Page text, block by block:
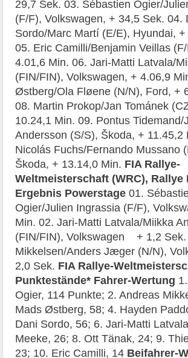
29,7 Sek. 03. Sébastien Ogier/
(F/F), Volkswagen, + 34,5 Sek. 04.
Sordo/Marc Martí (E/E), Hyundai,
05. Eric Camilli/Benjamin Veillas
4.01,6 Min. 06. Jari-Matti Latvala/
(FIN/FIN), Volkswagen, + 4.06,9
Østberg/Ola Fløene (N/N), Ford, +
08. Martin Prokop/Jan Tománek
10.24,1 Min. 09. Pontus Tidemand/
Andersson (S/S), Škoda, + 11.45,2
Nicolás Fuchs/Fernando Mussano
Škoda, + 13.14,0 Min. FIA Rallye-
Weltmeisterschaft (WRC), Rallye
Ergebnis Powerstage 01.
Ogier/Julien Ingrassia (F/F),
Min. 02. Jari-Matti Latvala/Miikka
(FIN/FIN), Volkswagen + 1,2 Sek.
Mikkelsen/Anders Jæger (N/N),
2,0 Sek. FIA Rallye-
Punktestände* Fahrer-Wertung
Ogier, 114 Punkte; 2. Andreas
Mads Østberg, 58; 4. Hayden
Dani Sordo, 56; 6. Jari-Matti
Meeke, 26; 8. Ott Tänak, 24; 9.
23; 10. Eric Camilli, 14 Beifahrer-